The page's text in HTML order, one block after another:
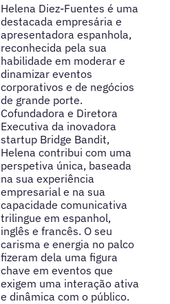
Helena Diez-Fuentes é uma
destacada empresária e
apresentadora espanhola,
reconhecida pela sua
habilidade em moderar e
dinamizar eventos
corporativos e de negócios
de grande porte.
Cofundadora e Diretora
Executiva da inovadora
startup Bridge Bandit,
Helena contribui com uma
perspetiva única, baseada
na sua experiência
empresarial e na sua
capacidade comunicativa
trilingue em espanhol,
inglês e francês. O seu
carisma e energia no palco
fizeram dela uma figura
chave em eventos que
exigem uma interação ativa
e dinâmica com o público.